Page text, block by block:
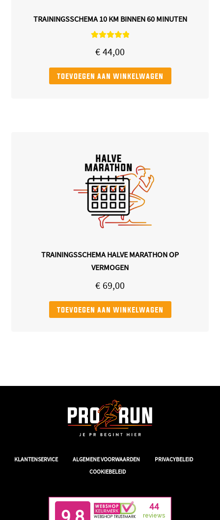
TRAININGSSCHEMA 10 KM BINNEN 60 MINUTEN
5.00 uit 5
€ 44,00
toevoegen aan winkelwagen
TRAININGSSCHEMA HALVE MARATHON OP
VERMOGEN
€ 69,00
toevoegen aan winkelwagen
KLANTENSERVICE ALGEMENE VOORWAARDEN PRIVACYBELEID
COOKIEBELEID